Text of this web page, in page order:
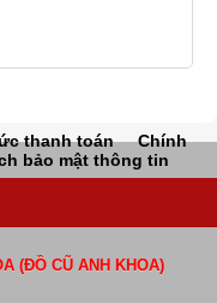
thanh toán
Chính
bảo mật thông tin
(ĐỒ CŨ ANH KHOA)